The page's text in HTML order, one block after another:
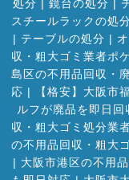
処分 | 鏡台の処分 |
スチールラックの処
| テーブルの処分 |
収・粗大ゴミ業者ポ
島区の不用品回収・
応 |
【格安】大阪市
ルフが廃品を即日回
収・粗大ゴミ処分業
の不用品回収・粗大
| 大阪市港区の不用